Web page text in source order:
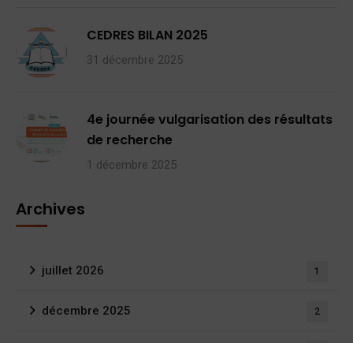
CEDRES BILAN 2025
31 décembre 2025
4e journée vulgarisation des résultats
de recherche
1 décembre 2025
Archives
juillet 2026 1
décembre 2025 2